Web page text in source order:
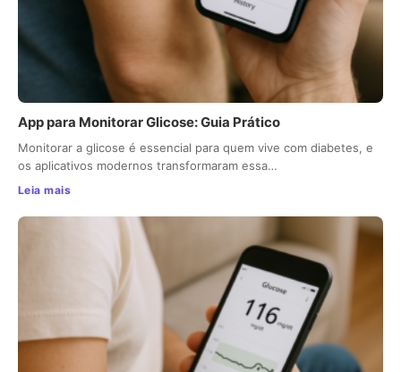
App para Monitorar Glicose: Guia Prático
Monitorar a glicose é essencial para quem vive com diabetes, e
os aplicativos modernos transformaram essa…
Leia mais